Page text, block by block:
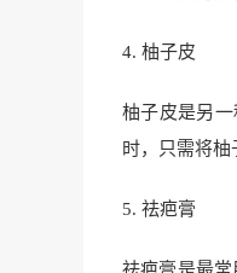
4. 柚子皮
柚子皮是另
时，只需将柚
5. 祛疤膏